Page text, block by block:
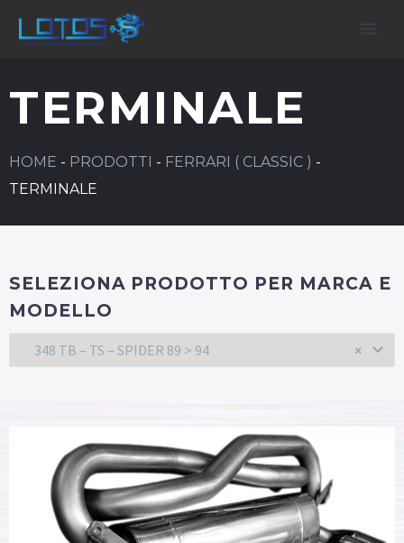
TERMINALE
HOME - PRODOTTI - FERRARI ( CLASSIC ) -
TERMINALE
SELEZIONA PRODOTTO PER MARCA E
MODELLO
×
348 TB – TS – SPIDER 89 > 94